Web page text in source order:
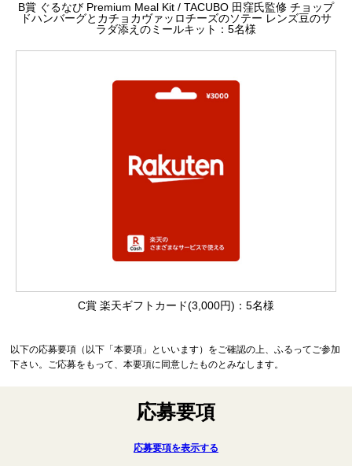
B賞 ぐるなび Premium Meal Kit / TACUBO 田窪氏監修 チョップ
ドハンバーグとカチョカヴァッロチーズのソテー レンズ豆のサ
ラダ添えのミールキット：5名様
C賞 楽天ギフトカード(3,000円)：5名様
以下の応募要項（以下「本要項」といいます）をご確認の上、ふるってご参加
下さい。ご応募をもって、本要項に同意したものとみなします。
応募要項
応募要項を表示する